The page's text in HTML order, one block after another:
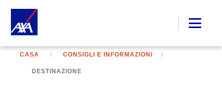
CASA CONSIGLI E INFORMAZIONI
DESTINAZIONE